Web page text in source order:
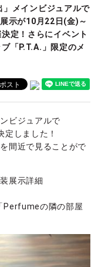
」メインビジュアルで
示が10月22日(金)～
定！さらにイベント
「P.T.A.」限定のメ
ビジュアルで
しました！
間近で見ることがで
展示詳細
Perfumeの隣の部屋